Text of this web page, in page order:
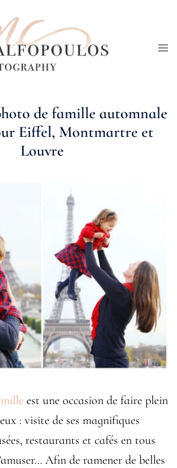
de famille automnale
Eiffel, Montmartre et
Louvre
est une occasion de faire plein
: visite de ses magnifiques
restaurants et cafés en tous
Afin de ramener de belles